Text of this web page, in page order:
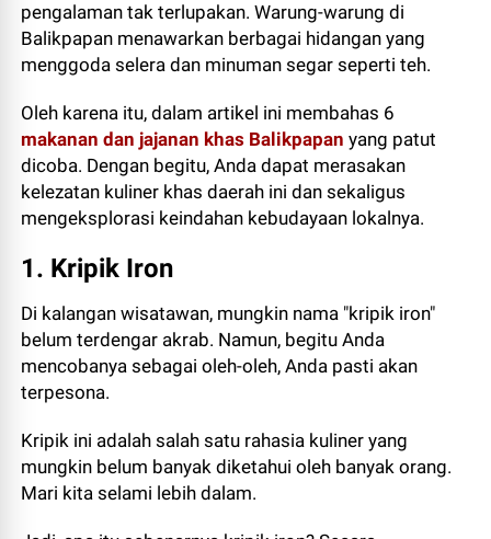
pengalaman tak terlupakan. Warung-warung di
Balikpapan menawarkan berbagai hidangan yang
menggoda selera dan minuman segar seperti teh.
Oleh karena itu, dalam artikel ini membahas 6
makanan dan jajanan khas Balikpapan yang patut
dicoba. Dengan begitu, Anda dapat merasakan
kelezatan kuliner khas daerah ini dan sekaligus
mengeksplorasi keindahan kebudayaan lokalnya.
1. Kripik Iron
Di kalangan wisatawan, mungkin nama "kripik iron"
belum terdengar akrab. Namun, begitu Anda
mencobanya sebagai oleh-oleh, Anda pasti akan
terpesona.
Kripik ini adalah salah satu rahasia kuliner yang
mungkin belum banyak diketahui oleh banyak orang.
Mari kita selami lebih dalam.